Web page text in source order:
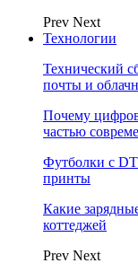
Prev Next
Технологии
Технический
почты и
Почему
частью
Футболки с
принты
Какие
коттеджей
Prev Next